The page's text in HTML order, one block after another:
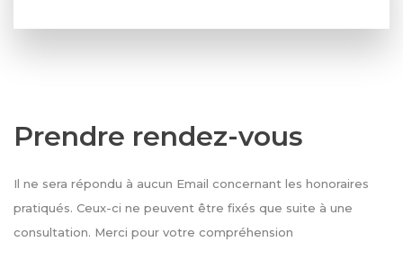
Prendre rendez-vous
Il ne sera répondu à aucun Email concernant les honoraires
pratiqués. Ceux-ci ne peuvent être fixés que suite à une
consultation. Merci pour votre compréhension